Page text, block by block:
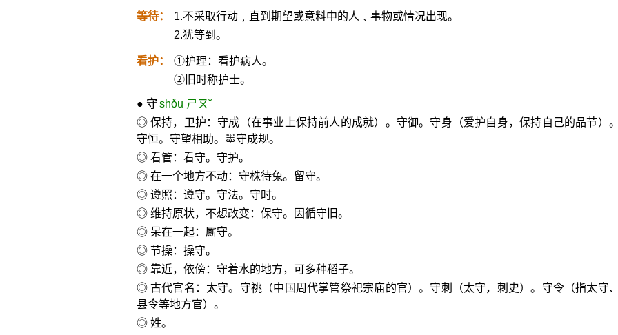
等待：
1.不采取行动﹐直到期望或意料中的人﹑事物或情况出现。
2.犹等到。
看护：
①护理：看护病人。
②旧时称护士。
● 守 shǒu ㄕㄡˇ
◎ 保持，卫护：守成（在事业上保持前人的成就）。守御。守身（爱护自身，保持自己的品节）
守恒。守望相助。墨守成规。
◎ 看管：看守。守护。
◎ 在一个地方不动：守株待兔。留守。
◎ 遵照：遵守。守法。守时。
◎ 维持原状，不想改变：保守。因循守旧。
◎ 呆在一起：厮守。
◎ 节操：操守。
◎ 靠近，依傍：守着水的地方，可多种稻子。
◎ 古代官名：太守。守祧（中国周代掌管祭祀宗庙的官）。守刺（太守，刺史）。守令（指太守
县令等地方官）。
◎ 姓。